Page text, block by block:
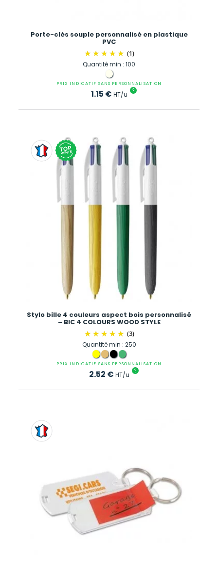
Porte-clés souple personnalisé en plastique
PVC
(1)
Quantité min : 100
PRIX INDICATIF SANS PERSONNALISATION
1.15 € HT/u ?
Stylo bille 4 couleurs aspect bois personnalisé
– BIC 4 COLOURS WOOD STYLE
(3)
Quantité min : 250
PRIX INDICATIF SANS PERSONNALISATION
2.52 € HT/u ?